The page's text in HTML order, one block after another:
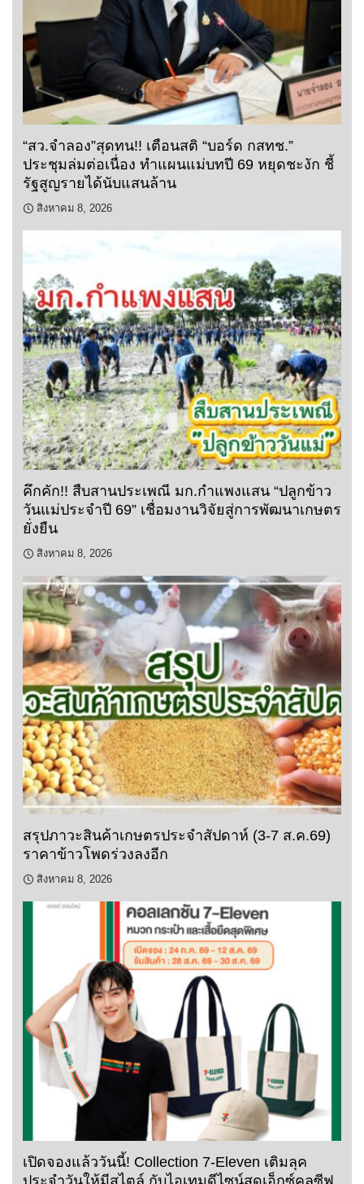
“สว.จำลอง”สุดทน!! เตือนสติ “บอร์ด กสทช.”
ประชุมล่มต่อเนื่อง ทำแผนแม่บทปี 69 หยุดชะงัก ชี้
รัฐสูญรายได้นับแสนล้าน
สิงหาคม 8, 2026
คึกคัก!! สืบสานประเพณี มก.กำแพงแสน “ปลูกข้าว
วันแม่ประจำปี 69” เชื่อมงานวิจัยสู่การพัฒนาเกษตร
ยั่งยืน
สิงหาคม 8, 2026
สรุปภาวะสินค้าเกษตรประจำสัปดาห์ (3-7 ส.ค.69)
ราคาข้าวโพดร่วงลงอีก
สิงหาคม 8, 2026
เปิดจองแล้ววันนี้! Collection 7-Eleven เติมลุค
ประจำวันให้มีสไตล์ กับไอเทมดีไซน์สุดเอ็กซ์คลูซีฟ